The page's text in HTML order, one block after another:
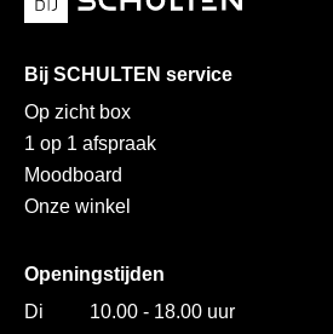
Bij SCHULTEN service
Op zicht box
1 op 1 afspraak
Moodboard
Onze winkel
Openingstijden
Di
10.00 - 18.00 uur